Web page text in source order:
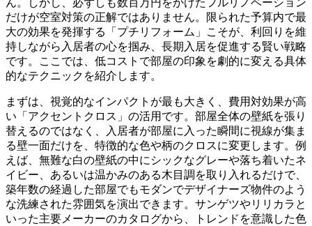
ん。しかし、必ずしも数百万円をかけたフルリノベーション
だけが空室対策の正解ではありません。限られた予算内で最
大の効果を発揮する「プチリフォーム」こそが、利回りを維
持しながら入居者の心を掴み、長期入居を促進する賢い戦略
です。ここでは、低コストで部屋の印象を劇的に変える具体
的なテクニックを紹介します。
まずは、視覚的なインパクトが最も大きく、費用対効果が高
い「アクセントクロス」の活用です。部屋全体の壁紙を張り
替えるのではなく、入居者が部屋に入った瞬間に視線が集ま
る壁一面だけを、特徴的な色や柄のクロスに変更します。例
えば、無難な白の壁紙の中にシックなグレーや落ち着いたネ
イビー、あるいは温かみのある木目調を取り入れるだけで、
築年数の経過した部屋でもモダンでデザイナーズ物件のよう
な洗練された雰囲気を演出できます。サンゲツやリリカラと
いった主要メーカーのカタログから、トレンドを意識した色